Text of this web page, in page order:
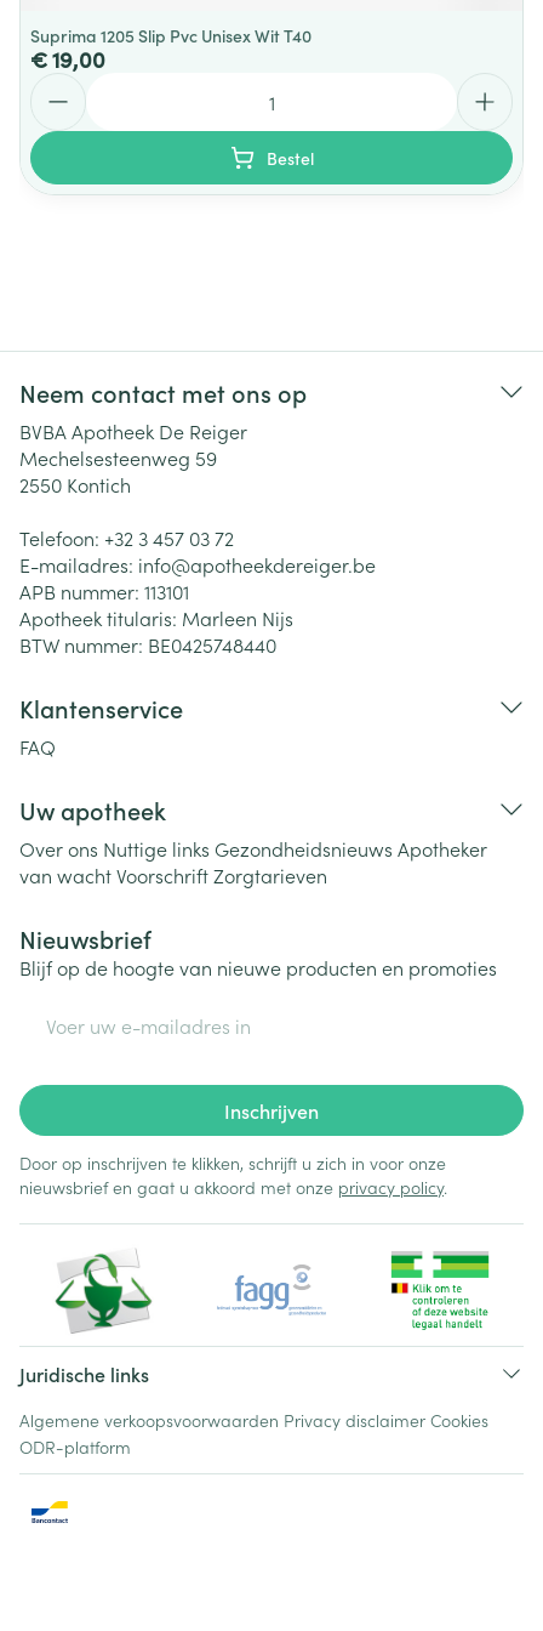
Suprima 1205 Slip Pvc Unisex Wit T40
€ 19,00
Bestel
Neem contact met ons op
BVBA Apotheek De Reiger
Mechelsesteenweg 59
2550 Kontich
Telefoon: +32 3 457 03 72
E-mailadres: info@apotheekdereiger.be
APB nummer: 113101
Apotheek titularis: Marleen Nijs
BTW nummer: BE0425748440
Klantenservice
FAQ
Uw apotheek
Over ons Nuttige links Gezondheidsnieuws Apotheker
van wachtVoorschriftZorgtarieven
Nieuwsbrief
Blijf op de hoogte van nieuwe producten en promoties
Inschrijven
Door op inschrijven te klikken, schrijft u zich in voor onze
nieuwsbrief en gaat u akkoord met onze privacy policy.
Juridische links
Algemene verkoopsvoorwaarden Privacy disclaimer Cookies
ODR-platform